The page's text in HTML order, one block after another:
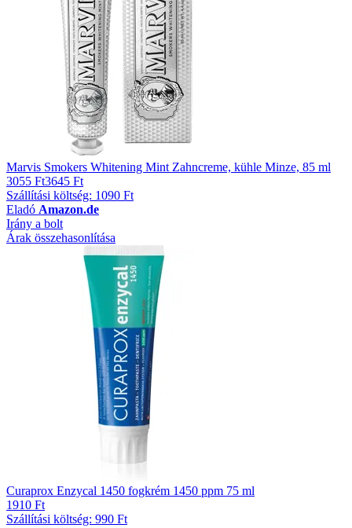
Marvis Smokers Whitening Mint Zahncreme, kühle Minze, 85 ml
3055 Ft3645 Ft
Szállítási költség: 1090 Ft
Eladó Amazon.de
Irány a bolt
Árak összehasonlítása
Curaprox Enzycal 1450 fogkrém 1450 ppm 75 ml
1910 Ft
Szállítási költség: 990 Ft